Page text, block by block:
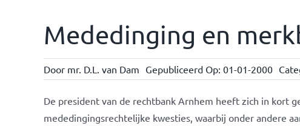
Mededinging en
Door mr. D.L. van Dam Gepubliceerd Op: 01-01-2000
De president van de rechtbank Arnhem heeft zich in kort
mededingingsrechtelijke kwesties, waarbij onder andere